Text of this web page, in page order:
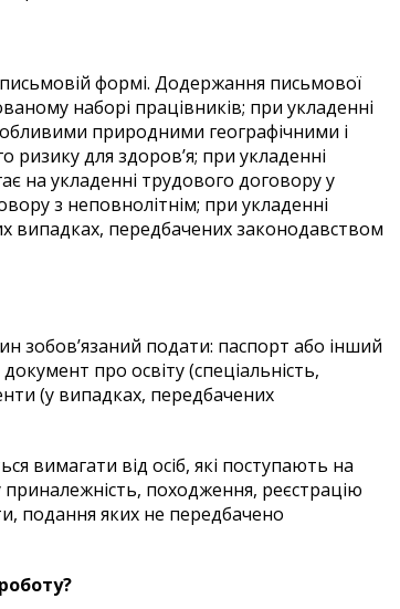
формі. Додержання письмової
наборі працівників; при укладенні
природними географічними і
для здоров’я; при укладенні
на укладенні трудового договору у
з неповнолітнім; при укладенні
випадках, передбачених законодавством
зобов’язаний подати: паспорт або інший
про освіту (спеціальність,
(у випадках, передбачених
вимагати від осіб, які поступають на
приналежність, походження, реєстрацію
подання яких не передбачено